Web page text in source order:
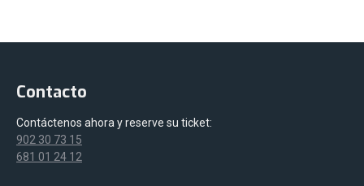
Contacto
Contáctenos ahora y reserve su ticket:
902 30 73 15
681 01 24 12